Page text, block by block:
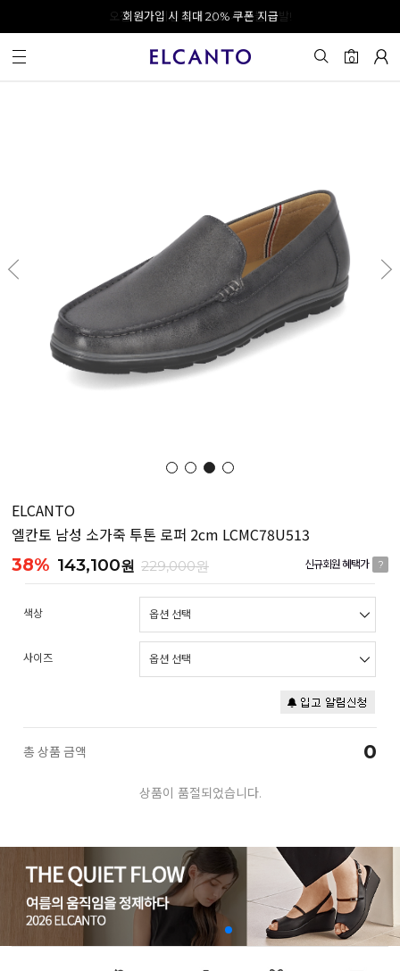
오전 10시 이전 결제 완료 시 오늘 출발!
회원가입 시 최대 20% 쿠폰 지급
0
ELCANTO
엘칸토 남성 소가죽 투톤 로퍼 2cm LCMC78U513
38% 143,100원 229,000원 신규회원 혜택가 ?
색상
사이즈
총 상품 금액 0
상품이 품절되었습니다.